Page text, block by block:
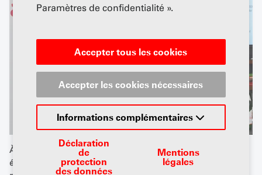
Paramètres de confidentialité ».
Accepter tous les cookies
Accepter les cookies nécessaires
Informations complémentaires
Déclaration
de
protection
des données
Mentions
légales
À la tête de Routesuisse pour 2026/27 : Peter Grünenfelder a
été élu nouveau président de l'association faîtière. Photo :